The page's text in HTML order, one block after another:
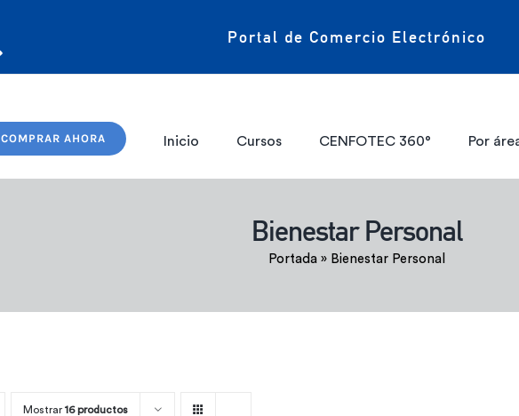
Portal de Comercio Electrónico
COMPRAR AHORA Inicio Cursos CENFOTEC 360° Por
Bienestar Personal
Portada» Bienestar Personal
Mostrar 16 productos